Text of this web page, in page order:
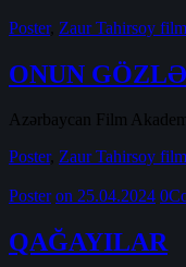
Poster, Zaur Tahirsoy
ONUN
Azərbaycan Film
Poster, Zaur Tahirsoy
Poster on 25.04.2024 0
QAĞAYILAR